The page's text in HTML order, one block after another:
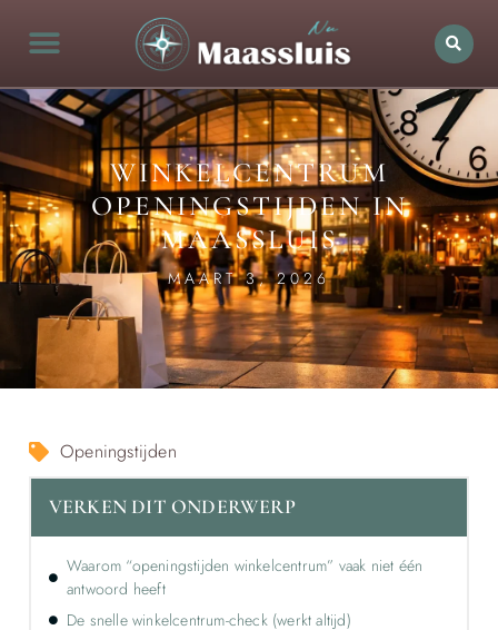
WINKELCENTRUM
OPENINGSTIJDEN IN
MAASSLUIS
MAART 3, 2026
Openingstijden
VERKEN DIT ONDERWERP
Waarom “openingstijden winkelcentrum” vaak niet één
antwoord heeft
De snelle winkelcentrum-check (werkt altijd)